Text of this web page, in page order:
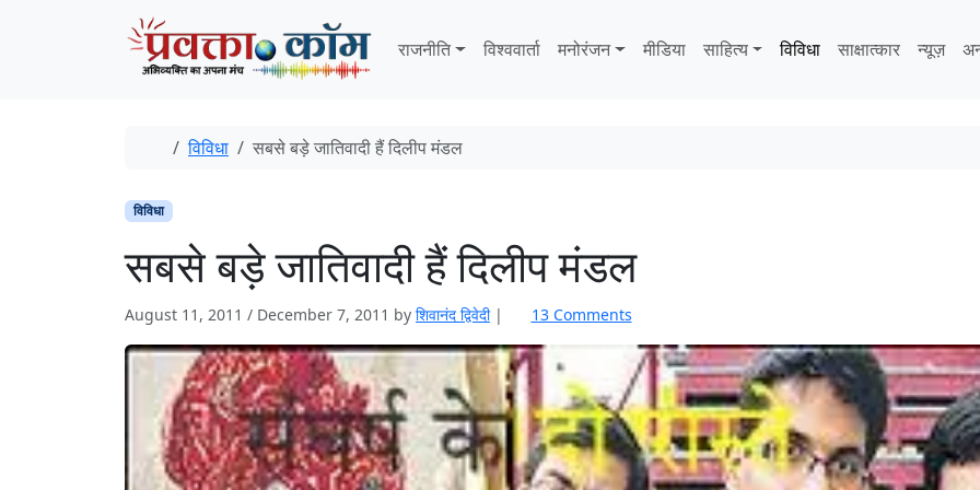
राजनीति
विश्ववार्ता मनोरंजन मीडिया साहित्‍य विविधा साक्षात्‍कार न्यूज़
Home
विविधा सबसे बड़े जातिवादी हैं दिलीप मंडल
विविधा
सबसे बड़े जातिवादी हैं दिलीप मंडल
August 11, 2011 / December 7, 2011 by शिवानंद द्विवेदी | 13 Commentso
स
ब
से
ब
ड़े
जा